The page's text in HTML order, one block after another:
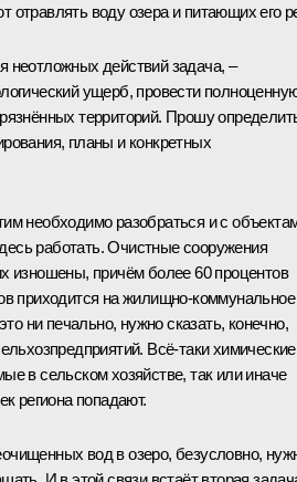
отравлять воду озера и питающих его
неотложных действий задача, –
ущерб, провести
территорий. Прошу
планы и конкретных
необходимо разобраться и с
работать. Очистные сооружения
изношены, причём более 60 процентов
приходится на жилищно-коммунальное
ни печально, нужно сказать, конечно,
Всё‑таки химические
в сельском хозяйстве, так или иначе
региона попадают.
вод в озеро, безусловно,